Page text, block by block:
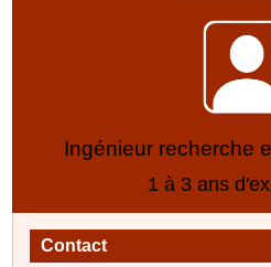
Ingénieur recherche
1 à 3 ans
Contact